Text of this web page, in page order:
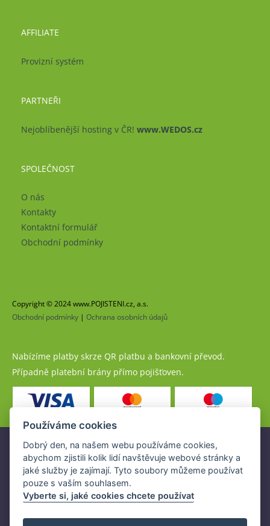
AFFILIATE
Provizní systém
PARTNEŘI
Nejoblíbenější hosting v ČR! www.WEDOS.cz
SPOLEČNOST
O nás
Kontakty
Kontaktní formulář
Obchodní podmínky
Copyright © 2024 www.POJISTENI.cz, a.s.
Obchodní podmínky | Ochrana osobních údajů
Nabízíme platby skrze QR platbu a bankovní převod.
Případně platební brány přímo pojišťoven.
Pojistné produkty jsou nabízeny společností
www.POJISTENI.cz, a.s. na základě platné licence České
národní banky (ČNB).
Licence ČNB umožňuje www.POJISTENI.cz, a.s. poskytovat
Používáme cookies
Dobrý den, na našem webu používáme cookies,
abychom zjistili kolik lidí navštěvuje webové stránky a
jaké služby je zajímají. Tyto soubory můžeme používat
pouze s vaším souhlasem.
Vyberte si, jaké cookies chcete používat